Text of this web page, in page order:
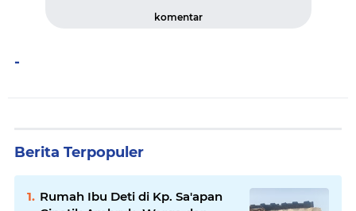
komentar
-
Berita Terpopuler
Rumah Ibu Deti di Kp. Sa'apan